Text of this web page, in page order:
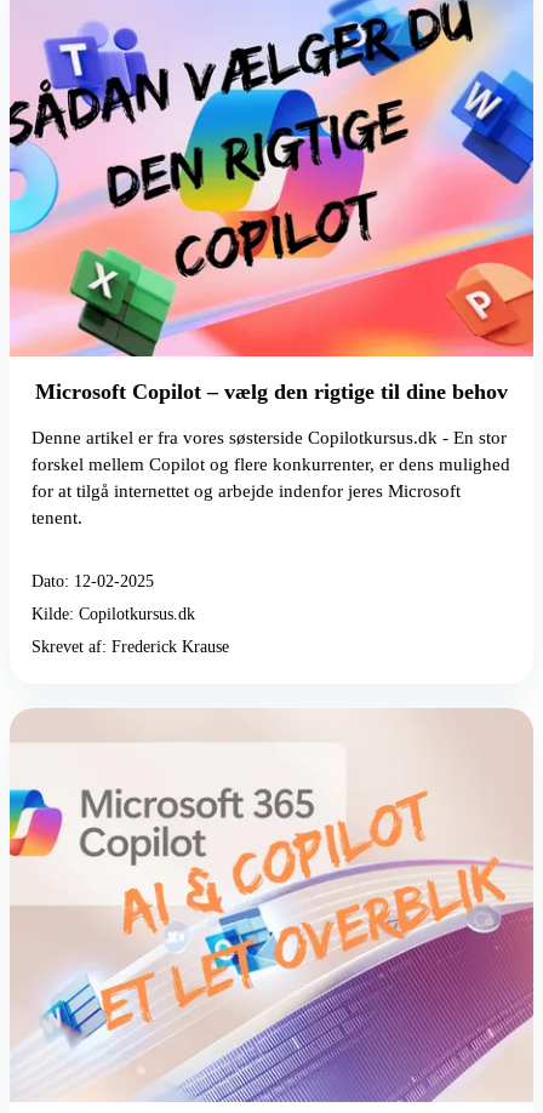
Microsoft Copilot – vælg den rigtige til dine behov
Denne artikel er fra vores søsterside Copilotkursus.dk - En stor
forskel mellem Copilot og flere konkurrenter, er dens mulighed
for at tilgå internettet og arbejde indenfor jeres Microsoft
tenent.
Dato: 12-02-2025
Kilde: Copilotkursus.dk
Skrevet af: Frederick Krause